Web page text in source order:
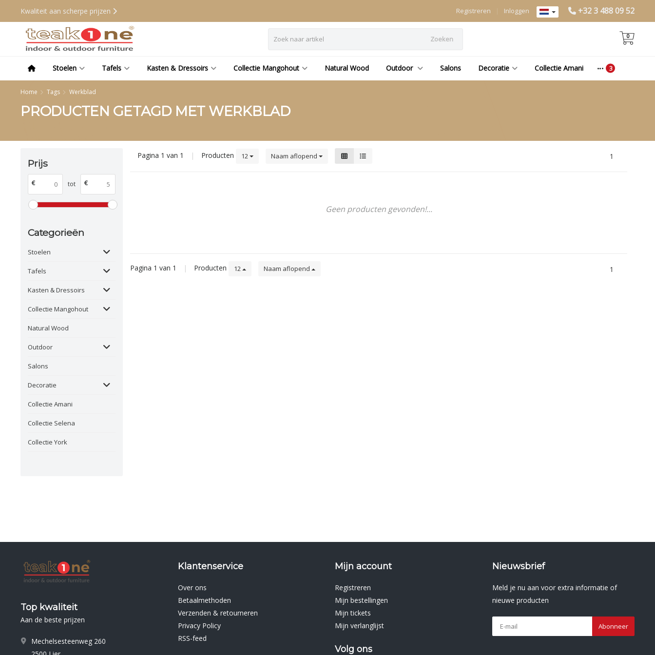
Kwaliteit aan scherpe prijzen +32 3 488 09 52
Inloggen
Registreren
Zoeken 0
Stoelen Tafels Kasten & Dressoirs Collectie Mangohout Natural Wood Outdoor Salons Decoratie Collectie Amani
Home Tags Werkblad
PRODUCTEN GETAGD MET WERKBLAD
Prijs
€ tot €
Categorieën
Stoelen
Tafels
Kasten & Dressoirs
Collectie Mangohout
Natural Wood
Outdoor
Salons
Decoratie
Collectie Amani
Collectie Selena
Collectie York
Pagina 1 van 1 | Producten 12 Naam aflopend 1
Geen producten gevonden!...
Pagina 1 van 1 | Producten 12 Naam aflopend 1
Top kwaliteit
Aan de beste prijzen
Mechelsesteenweg 260
Klantenservice
Over ons
Betaalmethoden
Verzenden & retourneren
Privacy Policy
RSS-feed
Mijn account
Registreren
Mijn bestellingen
Mijn tickets
Mijn verlanglijst
Volg ons
Nieuwsbrief
Meld je nu aan voor extra informatie of
nieuwe producten
Abonneer